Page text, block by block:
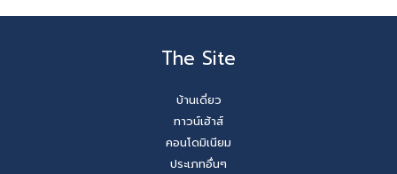
The Site
บ้านเดี่ยว
ทาวน์เฮ้าส์
คอนโดมิเนียม
ประเภทอื่นๆ